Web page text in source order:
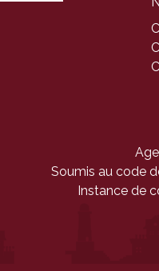
Soumis au code
Instance de